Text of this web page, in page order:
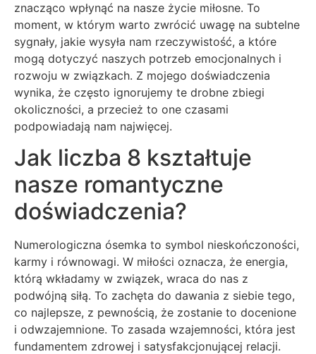
znacząco wpłynąć na nasze życie miłosne. To
moment, w którym warto zwrócić uwagę na subtelne
sygnały, jakie wysyła nam rzeczywistość, a które
mogą dotyczyć naszych potrzeb emocjonalnych i
rozwoju w związkach. Z mojego doświadczenia
wynika, że często ignorujemy te drobne zbiegi
okoliczności, a przecież to one czasami
podpowiadają nam najwięcej.
Jak liczba 8 kształtuje
nasze romantyczne
doświadczenia?
Numerologiczna ósemka to symbol nieskończoności,
karmy i równowagi. W miłości oznacza, że energia,
którą wkładamy w związek, wraca do nas z
podwójną siłą. To zachęta do dawania z siebie tego,
co najlepsze, z pewnością, że zostanie to docenione
i odwzajemnione. To zasada wzajemności, która jest
fundamentem zdrowej i satysfakcjonującej relacji.